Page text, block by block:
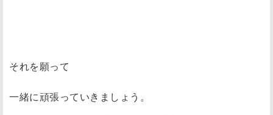
それを願って
一緒に頑張っていきましょう。